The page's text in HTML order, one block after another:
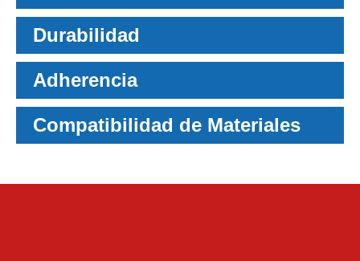
Durabilidad
Adherencia
Compatibilidad de Materiales